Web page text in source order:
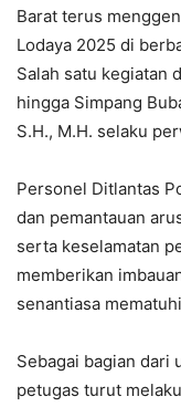
Barat terus
Lodaya 2025 di
Salah satu kegiatan
hingga Simpang
S.H., M.H. selaku
Personel Ditlantas
dan pemantauan
serta keselamatan
memberikan
senantiasa
Sebagai bagian dari
petugas turut